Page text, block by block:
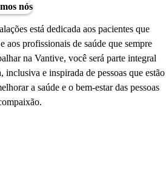
nós
está dedicada aos pacientes que
aos profissionais de saúde que sempre
na Vantive, você será parte integral
e inspirada de pessoas que estão
a saúde e o bem-estar das pessoas